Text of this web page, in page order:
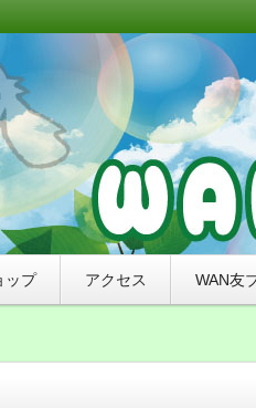
店感謝ブログ）
んぱく）
トリミングと無添加おやつ、
れたわんちゃんをご紹介してい
ップ アクセス WAN友